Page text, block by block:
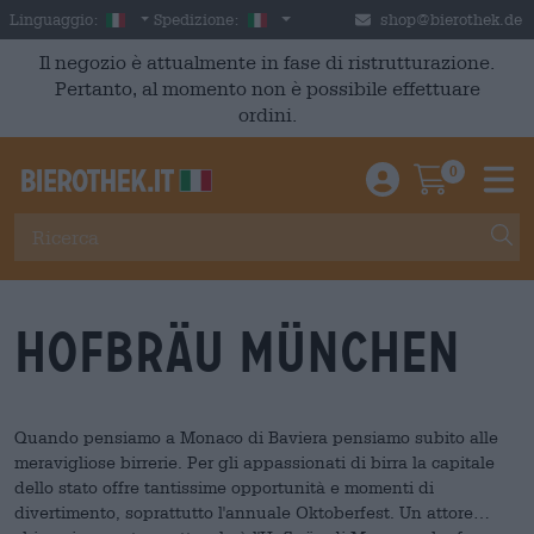
Skip to main content
Linguaggio: Italian
Spedizione: Italia shop@bierothek.de
Il negozio è attualmente in fase di ristrutturazione.
Pertanto, al momento non è possibile effettuare
ordini.
Einloggen /
0
Hofbräu München
Quando pensiamo a Monaco di Baviera pensiamo subito alle
meravigliose birrerie. Per gli appassionati di birra la capitale
dello stato offre tantissime opportunità e momenti di
divertimento, soprattutto l'annuale Oktoberfest. Un attore